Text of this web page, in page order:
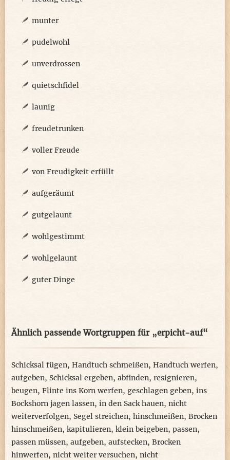
munter
pudelwohl
unverdrossen
quietschfidel
launig
freudetrunken
voller Freude
von Freudigkeit erfüllt
aufgeräumt
gutgelaunt
wohlgestimmt
wohlgelaunt
guter Dinge
Ähnlich passende Wortgruppen für „erpicht-auf“
Schicksal fügen, Handtuch schmeißen, Handtuch werfen,
aufgeben, Schicksal ergeben, abfinden, resignieren,
beugen, Flinte ins Korn werfen, geschlagen geben, ins
Bockshorn jagen lassen, in den Sack hauen, nicht
weiterverfolgen, Segel streichen, hinschmeißen, Brocken
hinschmeißen, kapitulieren, klein beigeben, passen,
passen müssen, aufgeben, aufstecken, Brocken
hinwerfen, nicht weiter versuchen, nicht